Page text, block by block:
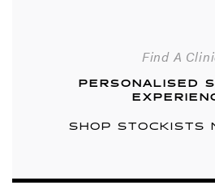
Find A
PERSONALISED
SHOP STOCKISTS